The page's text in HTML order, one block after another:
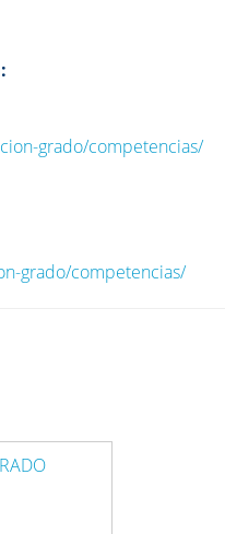
grado/competencias/
grado/competencias/